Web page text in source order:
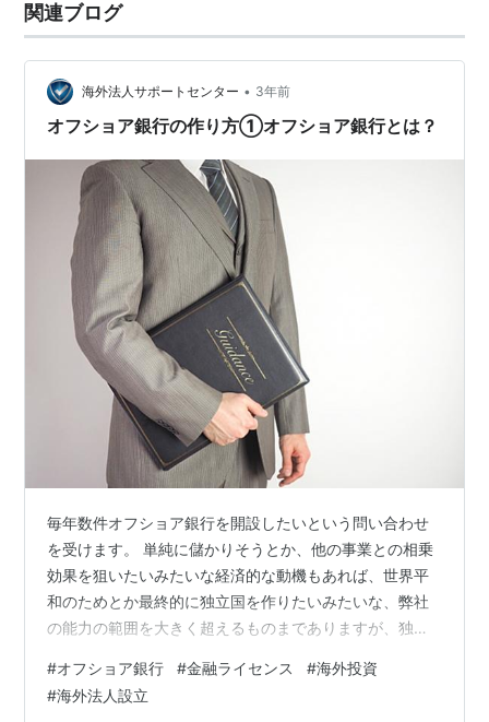
です。 オフショア銀行のライセンス審査（申請および維
持）におけるコン…
関連ブログ
海外法人サポートセンター • 3年前
オフショア銀行の作り方①オフショア銀行とは？
毎年数件オフショア銀行を開設したいという問い合わせ
を受けます。 単純に儲かりそうとか、他の事業との相乗
効果を狙いたいみたいな経済的な動機もあれば、世界平
和のためとか最終的に独立国を作りたいみたいな、弊社
の能力の範囲を大きく超えるものまでありますが、独特
するには、多くの要素が関与します。法域や時期によっ
て、従うべき法律や規制も異なる場合があります。これ
#オフショア銀行 #金融ライセンス #海外投資
#海外法人設立